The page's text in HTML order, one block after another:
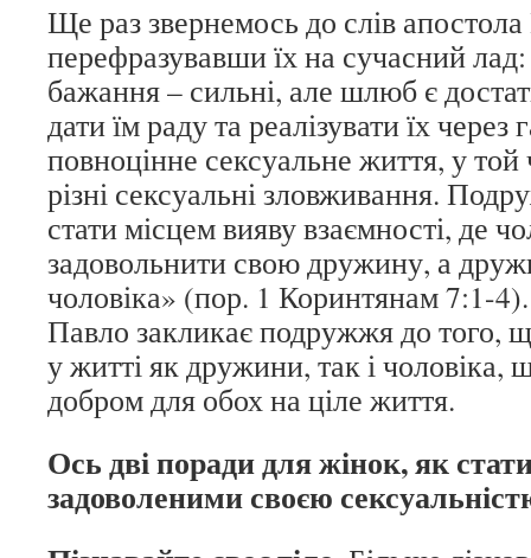
Ще раз звернемось до слів
перефразувавши їх на сучасний
бажання – сильні, але шлюб є
дати їм раду та реалізувати їх через
повноцінне сексуальне життя, у той
різні сексуальні зловживання.
стати місцем вияву взаємності, де
задовольнити свою дружину, а
чоловіка» (пор. 1 Коринтянам 7:1-
Павло закликає подружжя до того,
у житті як дружини, так і чоловіка,
добром для обох на ціле життя.
Ось дві поради для жінок, як
задоволеними своєю